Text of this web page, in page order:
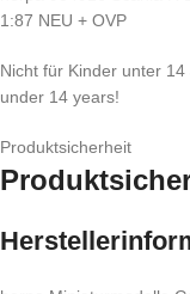
1:87 NEU + OVP
Nicht für Kinder unter
under 14 years!
Produktsicherheit